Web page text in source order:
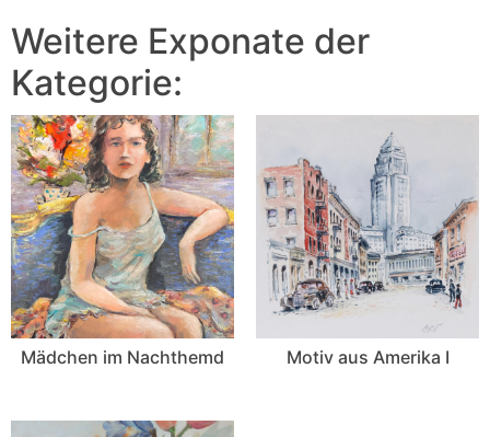
Weitere Exponate der
Kategorie:
Mädchen im Nachthemd Motiv aus Amerika I